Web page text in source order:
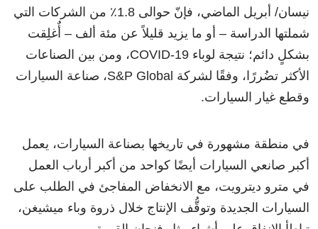
نيسان/ أبريل الماضي، فإنّ حوالى 1.8٪ من الشركات التي
شملتها الدراسة – أو ما يزيد قليلاً عن مئة ألف – أٌغلِقت
بشكلٍ دائم؛ نتيجة لوباء COVID-19، ومن بين الصناعات
الأكثر تضُررًا، وفقًا لشركة S&P Global، صناعة السيارات
وقطع غيار السيارات.
في منطقة مشهورة في تاريخها بصناعة السيارات، يعمل
أكبر صانعي السيارات أيضًا كواحد من أكبر أرباب العمل
في مترو ديترويت، مع الانخفاض المفاجئ في الطلب على
السيارات الجديدة وتوقُّف الإنتاج خلال ذروة وباء ميشيغن،